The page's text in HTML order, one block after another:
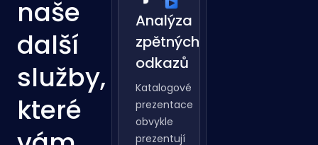
naše
další
služby,
které
Analýza
zpětných
odkazů
Katalogové
prezentace
obvykle
prezentují